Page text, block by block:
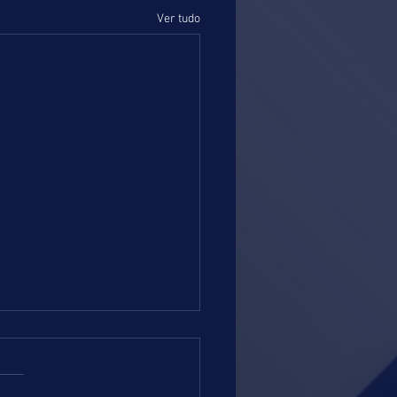
Ver tudo
= TERÇA-FEIRA = 04.08.26 =